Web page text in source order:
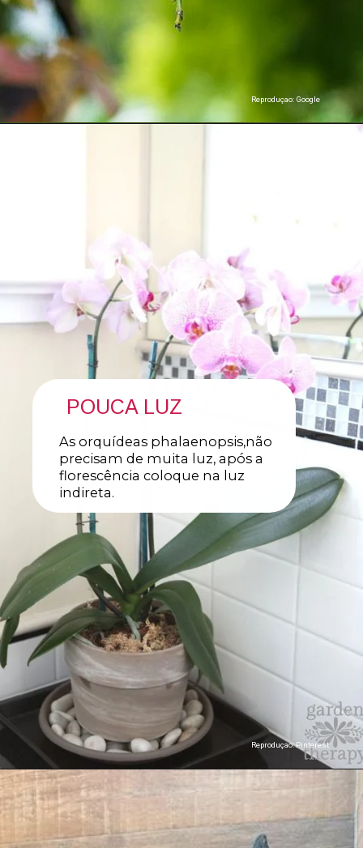
Reproduçao: Google
POUCA LUZ
As orquídeas phalaenopsis,não
precisam de muita luz, após a
florescência coloque na luz
indireta.
Reproduçao: Pinterest